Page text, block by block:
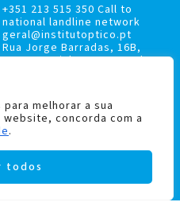
melhorar a sua
concorda com a
.
todos
+351 213 515 350 Call to
national landline network
geral@institutoptico.pt
Rua Jorge Barradas, 16B,
1500-370 Lisboa, Portugal